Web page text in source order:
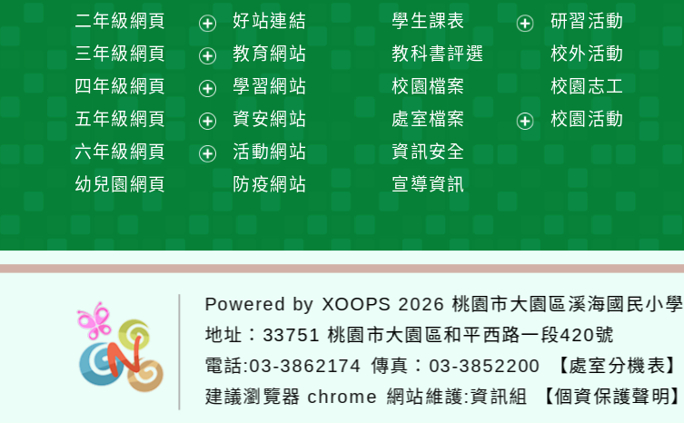
展
開
選
單
二年級網頁
展
選
單
三年級網頁
展
選
單
四年級網頁
展
選
五年級網頁
展
開
六年級網頁
單
幼兒園網頁
好站連結
教育網站
學習網站
資安網站
活動網站
防疫網站
學生課表
單
教科書評選
校園檔案
處室檔案
資訊安全
宣導資訊
研習活動
校外活動
校園志工
校園活動
Powered by XOOPS 2026桃園市大園區溪海國民小學
地址： 33751 桃園市大園區和平西路一段420號
電話:03-3862174 傳真：03-3852200
【處室分機表】
建議瀏覽器 chrome 網站維護:資訊組 【個資保護聲明】